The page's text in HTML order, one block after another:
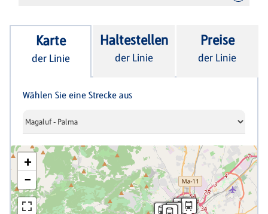
Karte
der Linie
Haltestellen
der Linie
Preise
der Linie